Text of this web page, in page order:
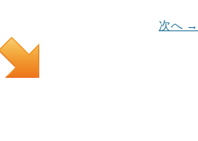
次へ →